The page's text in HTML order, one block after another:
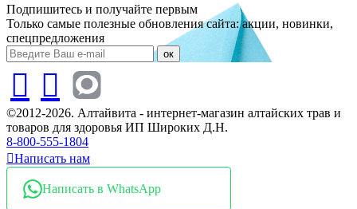
Подпишитесь и получайте первым
Только самые полезные обновления сайта: акции, новинки,
спецпредложения
ок
©2012-2026. Алтайвита - интернет-магазин алтайских трав и
товаров для здоровья ИП Широких Д.Н.
8-800-555-1804
Написать нам
Написать в WhatsApp